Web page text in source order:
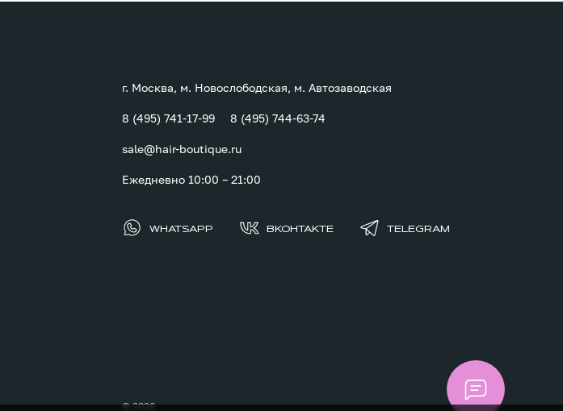
г. Москва, м. Новослободская, м. Автозаводская
8 (495) 741-17-99 8 (495) 744-63-74
sale@hair-boutique.ru
Ежедневно 10:00 – 21:00
WHATSAPP ВКОНТАКТЕ TELEGRAM
© 2026